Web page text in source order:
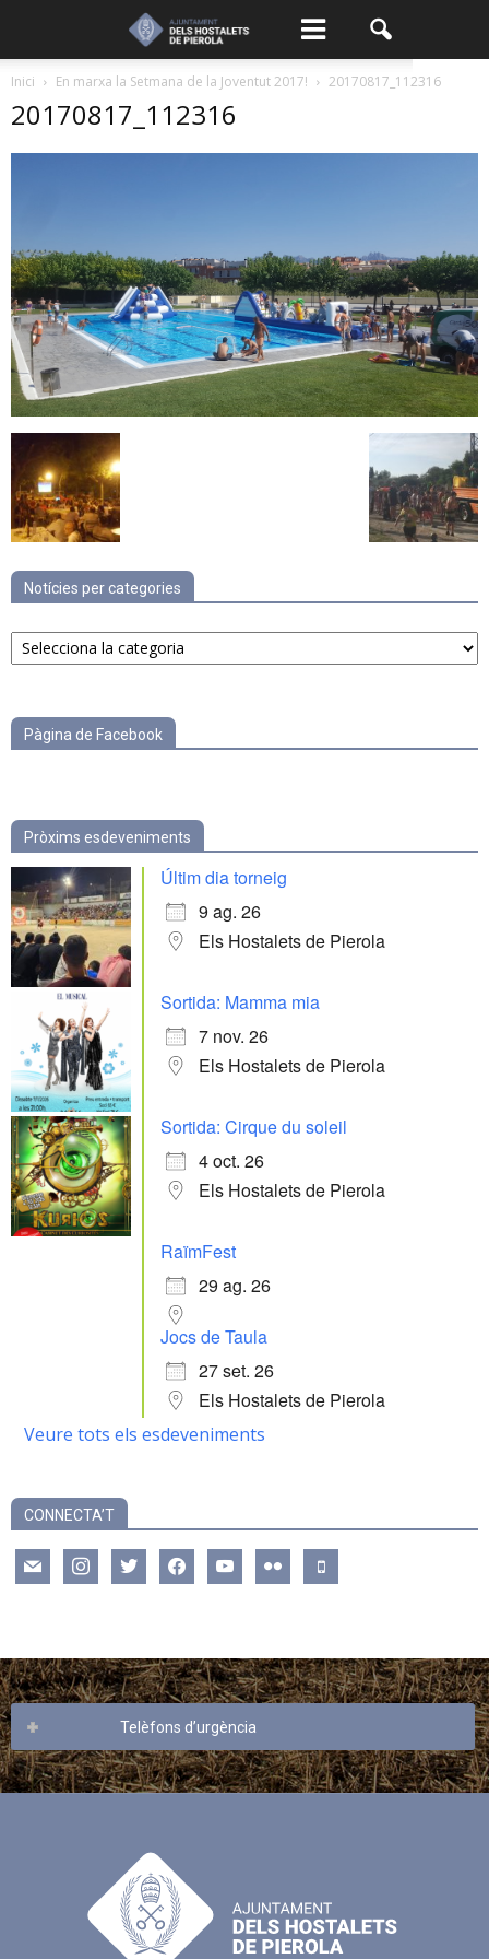
Inici En marxa la Setmana de la Joventut 2017! 20170817_112316
20170817_112316
Notícies per categories
Notícies
per
Pàgina de Facebook
Pròxims esdeveniments
Últim dia torneig
9 ag. 26
Els Hostalets de Pierola
Sortida: Mamma mia
7 nov. 26
Els Hostalets de Pierola
Sortida: Cirque du soleil
4 oct. 26
Els Hostalets de Pierola
RaïmFest
29 ag. 26
Jocs de Taula
27 set. 26
Els Hostalets de Pierola
Veure tots els esdeveniments
CONNECTA’T
mail instagramtwitter facebookyoutube flickr mobile
Telèfons d’urgència